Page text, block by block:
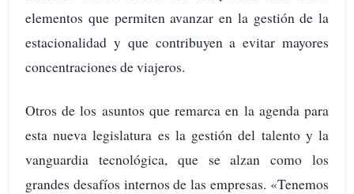
elementos que permiten avanzar en la gestión de la
estacionalidad y que contribuyen a evitar mayores
concentraciones de viajeros.
Otros de los asuntos que remarca en la agenda para
esta nueva legislatura es la gestión del talento y la
vanguardia tecnológica, que se alzan como los
grandes desafíos internos de las empresas. «Tenemos